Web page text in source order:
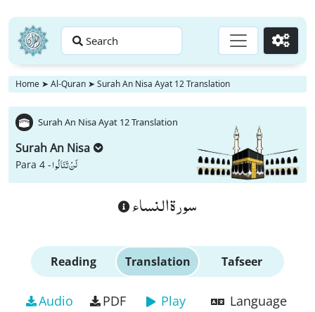
Search Go
Home ➤ Al-Quran ➤ Surah An Nisa Ayat 12 Translation
Surah An Nisa Ayat 12 Translation
Surah An Nisa
Para 4 -لَنْ تَنَالُوا
سورة النساء
Reading Translation Tafseer
Audio PDF Play Language